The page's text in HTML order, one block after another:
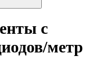
с
метр